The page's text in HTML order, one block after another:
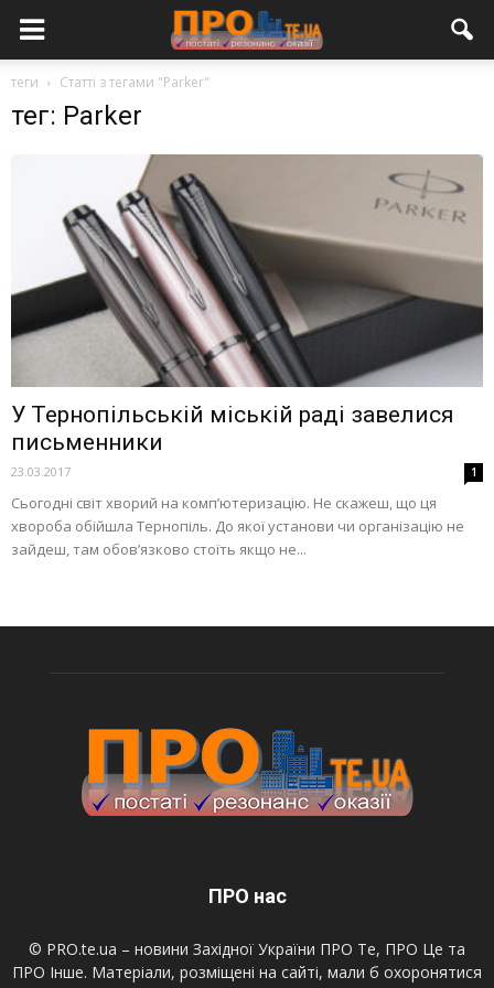
теги Статті з тегами "Parker"
тег: Parker
У Тернопільській міській раді завелися
письменники
23.03.2017 1
Сьогодні світ хворий на комп’ютеризацію. Не скажеш, що ця
хвороба обійшла Тернопіль. До якої установи чи організацію не
зайдеш, там обов’язково стоїть якщо не...
ПРО нас
© PRO.te.ua – новини Західної України ПРО Те, ПРО Це та
ПРО Інше. Матеріали, розміщені на сайті, мали б охоронятися